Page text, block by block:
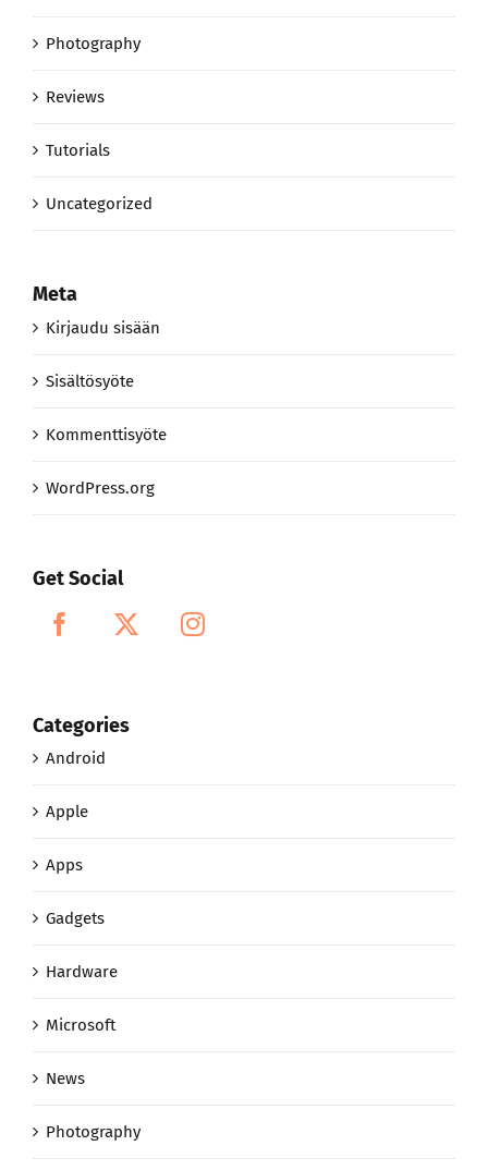
Photography
Reviews
Tutorials
Uncategorized
Meta
Kirjaudu sisään
Sisältösyöte
Kommenttisyöte
WordPress.org
Get Social
Categories
Android
Apple
Apps
Gadgets
Hardware
Microsoft
News
Photography